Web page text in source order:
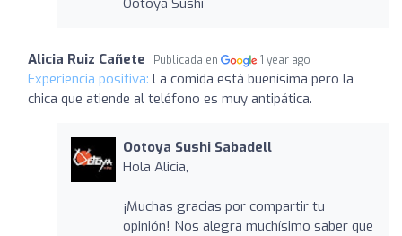
Ootoya Sushi
Alicia Ruiz Cañete Publicada en 1 year ago
Experiencia positiva: La comida está buenísima pero la
chica que atiende al teléfono es muy antipática.
Ootoya Sushi Sabadell
Hola Alicia,
¡Muchas gracias por compartir tu
opinión! Nos alegra muchísimo saber que